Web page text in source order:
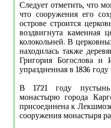
Следует отметить, что
что сооружения его
острове строится
воздвигнута каменная
колокольней. В
находилась также
Григория Богослова и
упраздненная в 1836 году
В 1721 году
монастырю города
присоединена к
сооружения монастыря